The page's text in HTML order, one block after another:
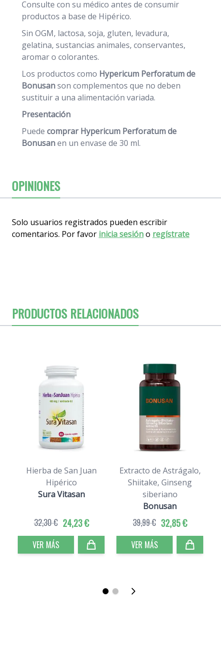
Consulte con su médico antes de consumir
productos a base de Hipérico.
Sin OGM, lactosa, soja, gluten, levadura,
gelatina, sustancias animales, conservantes,
aromar o colorantes.
Los productos como Hypericum Perforatum de
Bonusanson complementos que no deben
sustituir a una alimentación variada.
Presentación
Puede comprar Hypericum Perforatum de
Bonusanen un envase de 30 ml.
OPINIONES
Solo usuarios registrados pueden escribir
comentarios. Por favor inicia sesióno regístrate
PRODUCTOS RELACIONADOS
Hierba de San Juan
Hipérico
Sura Vitasan
24,23 €
32,30 €
VER MÁS
Extracto de Astrágalo,
Shiitake, Ginseng
siberiano
Bonusan
32,85 €
39,99 €
VER MÁS